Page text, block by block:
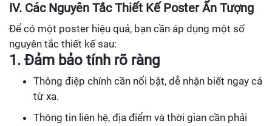
IV. Các Nguyên Tắc Thiết Kế Poster Ấn Tượng
Để có một poster hiệu quả, bạn cần áp dụng một số
nguyên tắc thiết kế sau:
1. Đảm bảo tính rõ ràng
Thông điệp chính cần nổi bật, dễ nhận biết ngay cả
từ xa.
Thông tin liên hệ, địa điểm và thời gian cần phải